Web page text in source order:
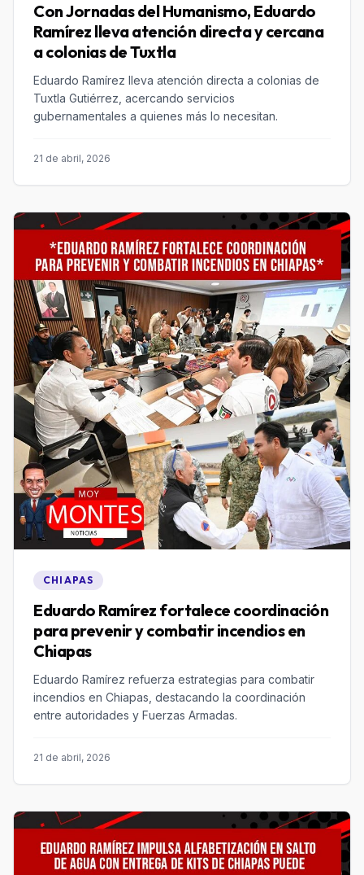
Con Jornadas del Humanismo, Eduardo
Ramírez lleva atención directa y cercana
a colonias de Tuxtla
Eduardo Ramírez lleva atención directa a colonias de
Tuxtla Gutiérrez, acercando servicios
gubernamentales a quienes más lo necesitan.
21 de abril, 2026
CHIAPAS
Eduardo Ramírez fortalece coordinación
para prevenir y combatir incendios en
Chiapas
Eduardo Ramírez refuerza estrategias para combatir
incendios en Chiapas, destacando la coordinación
entre autoridades y Fuerzas Armadas.
21 de abril, 2026